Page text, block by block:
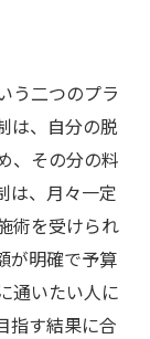
う二つのプラ
は、自分の脱
、その分の料
は、月々一定
術を受けられ
が明確で予算
通いたい人に
指す結果に合